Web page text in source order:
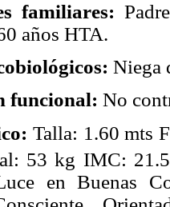
familiares:
años HTA.
Niega
funcional: No
Talla: 1.60 mts
53 kg IMC:
en Buenas